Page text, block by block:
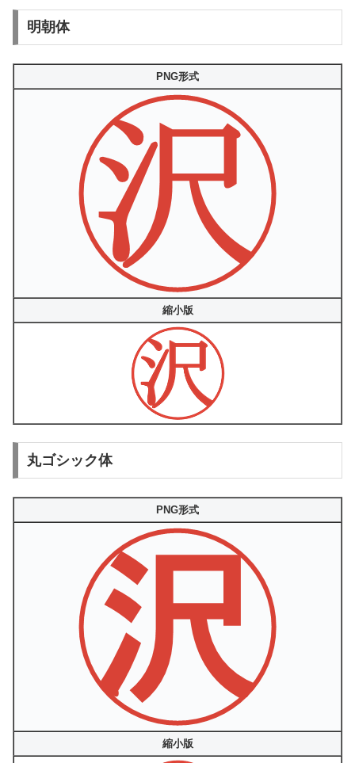
明朝体
PNG形式
縮小版
丸ゴシック体
PNG形式
縮小版